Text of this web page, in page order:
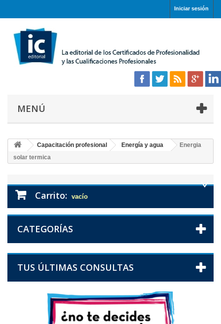
Iniciar sesión
MENÚ
Capacitación profesional Energía y agua
Energia
solar termica
Carrito: vacío
CATEGORÍAS
TUS ÚLTIMAS CONSULTAS